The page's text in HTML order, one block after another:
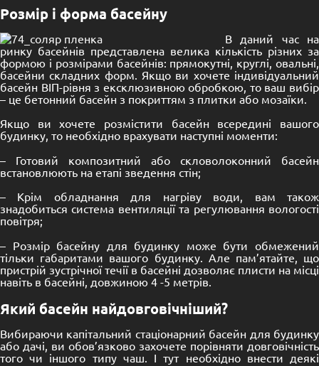
Розмір і форма басейну
В даний час на
ринку басейнів представлена велика кількість різних за
формою і розмірами басейнів: прямокутні, круглі, овальні,
басейни складних форм. Якщо ви хочете індивідуальний
басейн ВІП-рівня з ексклюзивною обробкою, то ваш вибір
– це бетонний басейн з покриттям з плитки або мозаїки.
Якщо ви хочете розмістити басейн всередині вашого
будинку, то необхідно врахувати наступні моменти:
– Готовий композитний або скловолоконний басейн
встановлюють на етапі зведення стін;
– Крім обладнання для нагріву води, вам також
знадобиться система вентиляції та регулювання вологості
повітря;
– Розмір басейну для будинку може бути обмежений
тільки габаритами вашого будинку. Але пам’ятайте, що
пристрій зустрічної течії в басейні дозволяє плисти на місці
навіть в басейні, довжиною 4 -5 метрів.
Який басейн найдовговічніший?
Вибираючи капітальний стаціонарний басейн для будинку
або дачі, ви обов’язково захочете порівняти довговічність
того чи іншого типу чаш. І тут необхідно внести деякі